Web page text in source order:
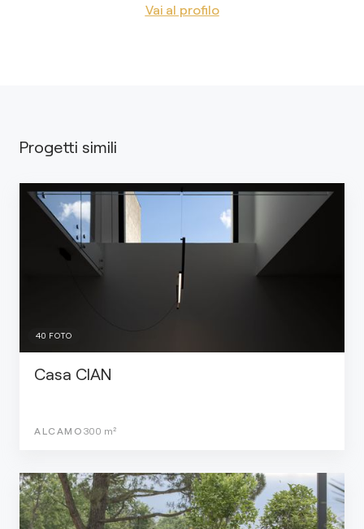
Vai al profilo
Progetti simili
40 FOTO
Casa CIAN
ALCAMO 300 m²